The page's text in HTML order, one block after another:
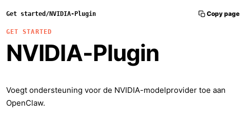
Get started /NVIDIA-Plugin Copy page
GET STARTED
NVIDIA-Plugin
Voegt ondersteuning voor de NVIDIA-modelprovider toe aan
OpenClaw.